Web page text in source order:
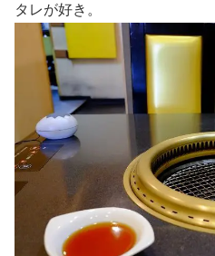
タレが好き。